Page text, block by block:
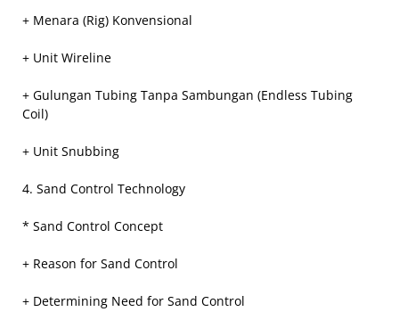
+ Menara (Rig) Konvensional
+ Unit Wireline
+ Gulungan Tubing Tanpa Sambungan (Endless Tubing
Coil)
+ Unit Snubbing
4. Sand Control Technology
* Sand Control Concept
+ Reason for Sand Control
+ Determining Need for Sand Control